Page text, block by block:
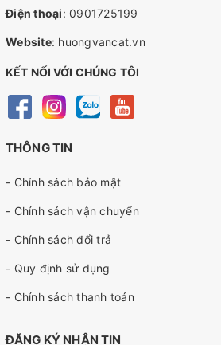
Điện thoại: 0901725199
Website: huongvancat.vn
KẾT NỐI VỚI CHÚNG TÔI
THÔNG TIN
- Chính sách bảo mật
- Chính sách vận chuyển
- Chính sách đổi trả
- Quy định sử dụng
- Chính sách thanh toán
ĐĂNG KÝ NHẬN TIN